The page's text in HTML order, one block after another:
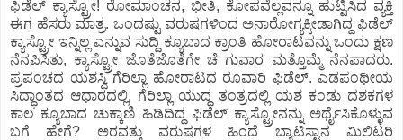
ಫಿಡೆಲ್ ಕ್ಯಾಸ್ಟ್ರೋ! ರೋಮಾಂಚನ, ಭೀತಿ, ಕೋಪವೆಲ್ಲವನ್ನೂ ಹುಟ್ಟಿಸಿದ ವ್ಯಕ್ತಿ
ಈಗ ಹೆಸರು ಮಾತ್ರ. ಒಂದಷ್ಟು ವರುಷಗಳಿಂದ ಅನಾರೋಗ್ಯಕ್ಕೀಡಾಗಿದ್ದ ಫಿಡೆಲ್
ಕ್ಯಾಸ್ಟ್ರೋ ಇನ್ನಿಲ್ಲ ಎನ್ನುವ ಸುದ್ದಿ ಕ್ಯೂಬಾದ ಕ್ರಾಂತಿ ಹೋರಾಟವನ್ನು ಒಂದು ಕ್ಷಣ
ನೆನಪಿಸಿತು, ಕ್ಯಾಸ್ಟ್ರೋ ಜೊತೆಜೊತೆಗೇ ಚೆ ಗುವಾರ ಮತ್ತೊಮ್ಮೆ ನೆನಪಾದರು.
ಪ್ರಪಂಚದ ಯಶಸ್ವಿ ಗೆರಿಲ್ಲಾ ಹೋರಾಟದ ರೂವಾರಿ ಫಿಡೆಲ್. ಎಡಪಂಥೀಯ
ಸಿದ್ಧಾಂತದ ಆಧಾರದಲ್ಲಿ, ಗೆರಿಲ್ಲಾ ಯುದ್ಧ ತಂತ್ರದಲ್ಲಿ ಯಶ ಕಂಡು ದಶಕಗಳ
ಕಾಲ ಕ್ಯೂಬಾದ ಚುಕ್ಕಾಣಿ ಹಿಡಿದಿದ್ದ ಫಿಡೆಲ್ ಕ್ಯಾಸ್ಟ್ರೋನನ್ನು ಅರ್ಥೈಸಿಕೊಳ್ಳುವ
ಬಗೆ ಹೇಗೆ? ಅರವತ್ತು ವರುಷಗಳ ಹಿಂದೆ ಬ್ಯಾಟಿಸ್ಟಾನ ಮಿಲಿಟರಿ